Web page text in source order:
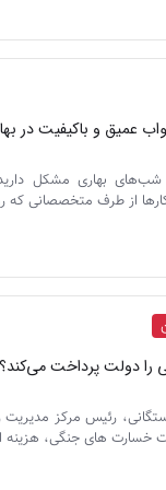
عمیق‌ و باکیفیت در
شب‌های بهاری مشکل
از طرف متخصصانی
را دولت پرداخت می‌کند؟
رئیس مرکز
خسارت های جنگی،